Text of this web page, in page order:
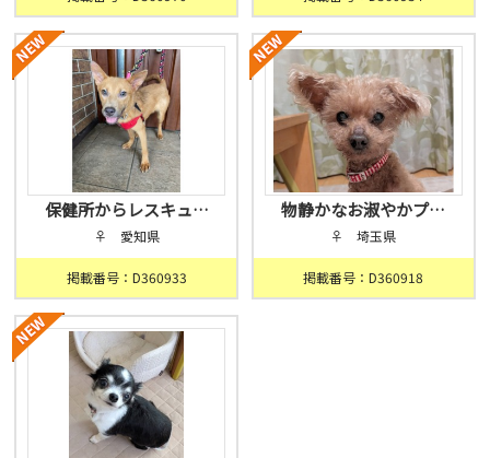
保健所からレスキュ…
♀ 愛知県
掲載番号：D360933
物静かなお淑やかプ…
♀ 埼玉県
掲載番号：D360918